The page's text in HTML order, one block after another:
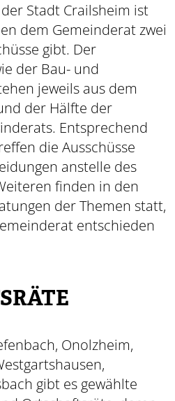
Stadt Crailsheim ist
dem Gemeinderat zwei
gibt. Der
der Bau- und
jeweils aus dem
der Hälfte der
Entsprechend
die Ausschüsse
anstelle des
finden in den
der Themen statt,
entschieden
Onolzheim,
gibt es gewählte